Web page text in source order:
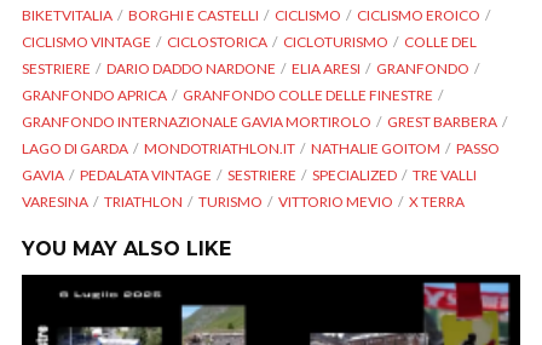
BIKETVITALIA
BORGHI E CASTELLI CICLISMO
CICLISMO EROICO
CICLISMO VINTAGE
CICLOSTORICA CICLOTURISMO
COLLE DEL
SESTRIERE
DARIO DADDO NARDONE ELIA ARESI
GRANFONDO
GRANFONDO APRICA
GRANFONDO COLLE DELLE FINESTRE
GRANFONDO INTERNAZIONALE GAVIA MORTIROLO
GREST BARBERA
LAGO DI GARDA
MONDOTRIATHLON.IT NATHALIE GOITOM
PASSO
GAVIA
PEDALATA VINTAGE SESTRIERE SPECIALIZED
TRE VALLI
VARESINA
TRIATHLON TURISMO VITTORIO MEVIO X TERRA
YOU MAY ALSO LIKE